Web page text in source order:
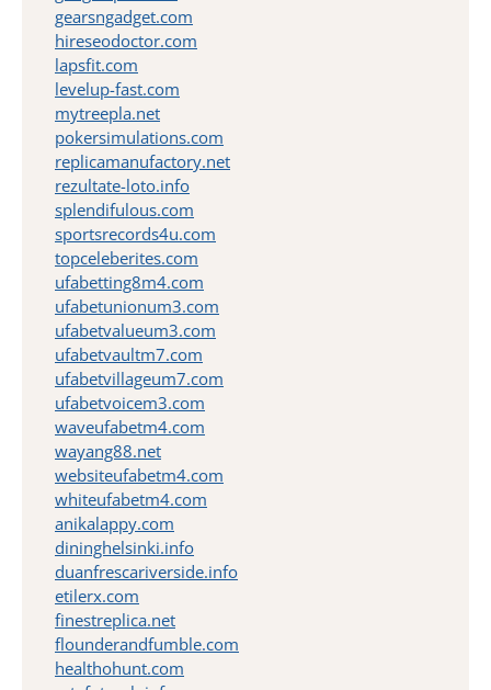
gearsngadget.com
hireseodoctor.com
lapsfit.com
levelup-fast.com
mytreepla.net
pokersimulations.com
replicamanufactory.net
rezultate-loto.info
splendifulous.com
sportsrecords4u.com
topceleberites.com
ufabetting8m4.com
ufabetunionum3.com
ufabetvalueum3.com
ufabetvaultm7.com
ufabetvillageum7.com
ufabetvoicem3.com
waveufabetm4.com
wayang88.net
websiteufabetm4.com
whiteufabetm4.com
anikalappy.com
dininghelsinki.info
duanfrescariverside.info
etilerx.com
finestreplica.net
flounderandfumble.com
healthohunt.com